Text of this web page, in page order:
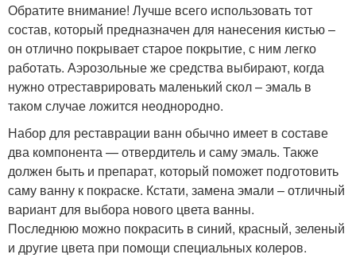
Обратите внимание! Лучше всего использовать тот
состав, который предназначен для нанесения кистью –
он отлично покрывает старое покрытие, с ним легко
работать. Аэрозольные же средства выбирают, когда
нужно отреставрировать маленький скол – эмаль в
таком случае ложится неоднородно.
Набор для реставрации ванн обычно имеет в составе
два компонента — отвердитель и саму эмаль. Также
должен быть и препарат, который поможет подготовить
саму ванну к покраске. Кстати, замена эмали – отличный
вариант для выбора нового цвета ванны.
Последнюю можно покрасить в синий, красный, зеленый
и другие цвета при помощи специальных колеров.